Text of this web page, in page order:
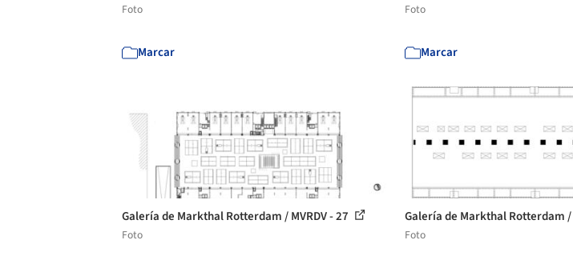
Foto
Marcar
Foto
Marcar
Galería de Markthal Rotterdam / MVRDV - 27
Foto
Galería de Markthal Rotterdam /
Foto